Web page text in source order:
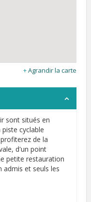
Agrandir la carte
sont situés en
cyclable
profiterez de la
d'un point
petite restauration
admis et seuls les